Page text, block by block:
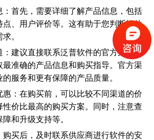
先，需要详细了解产品信息，包括
点、用户评价等。这有助于您判断软件
。
建议直接联系泛普软件的官方渠道或
准确的产品信息和购买指导。官方渠
服务和更有保障的产品质量。
：在购买前，可以比较不同渠道的价
价比最高的购买方案。同时，注意查
和升级支持等。
买后，及时联系供应商进行软件的安